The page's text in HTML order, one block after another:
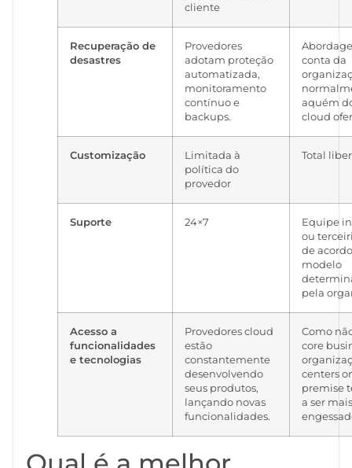
cliente
Recuperação de
desastres
Provedores
adotam proteção
automatizada,
monitoramento
contínuo e
backups.
conta da
aquém
cloud
Customização
Limitada à
política do
provedor
Total
Suporte 24×7
Equipe
ou
de
modelo
pela
Acesso a
funcionalidades
e tecnologias
Provedores cloud
estão
constantemente
desenvolvendo
seus produtos,
lançando novas
funcionalidades.
Como
core
centers
premise
a ser mais